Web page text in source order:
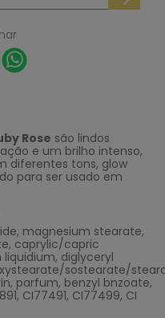
Rose são lindos
e um brilho intenso,
diferentes tons, glow
para ser usado em
magnesium stearate,
caprylic/capric
diglyceryl
sostearate/
parfum, benzyl bnzoate,
CI77491, CI77499, CI